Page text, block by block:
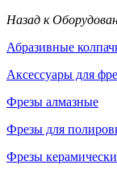
Назад к
Абразивные
Аксессуары для
Фрезы алмазные
Фрезы для
Фрезы